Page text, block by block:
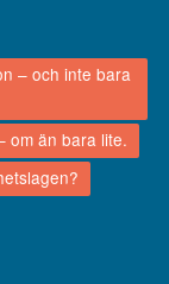
– och inte bara
om än bara lite.